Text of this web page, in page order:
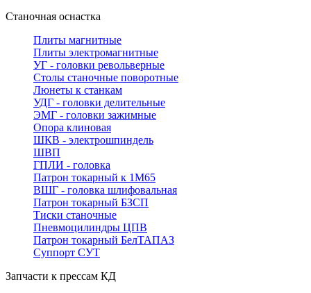
Станочная оснастка
Плиты магнитные
Плиты электромагнитные
УГ - головки револьверные
Столы станочные поворотные
Люнеты к станкам
УДГ - головки делительные
ЭМГ - головки зажимные
Опора клиновая
ШКВ - электрошпиндель
ШВП
ГПЛИ - головка
Патрон токарный к 1М65
ВШГ - головка шлифовальная
Патрон токарный БЗСП
Тиски станочные
Пневмоцилиндры ЦПВ
Патрон токарный БелТАПАЗ
Суппорт СУТ
Запчасти к прессам КД